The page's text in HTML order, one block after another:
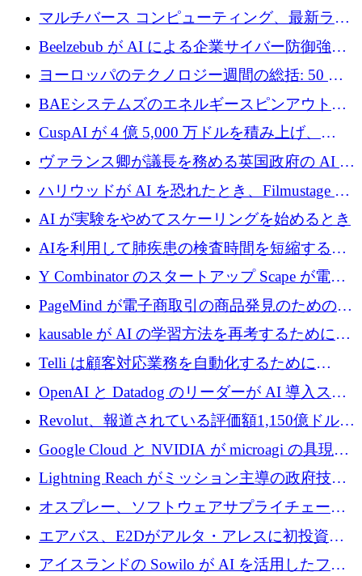
ン コンピューティングに対する DFINITY の
ビジョン
マルチバース コンピューティング、最新ラウ
ンドで最大 5 億 7,000 万ドルを目標
Beelzebub が AI による企業サイバー防御強化
のために 300 万ユーロを調達
ヨーロッパのテクノロジー週間の総括: 50 以
上の取引に 10 億ユーロ以上を投資
BAEシステムズのエネルギースピンアウト原
子力タービンが1500万ポンドの資金調達でス
テルスから浮上
CuspAI が 4 億 5,000 万ドルを積み上げ、
Resist.UA が 5,000 万ユーロの基金を立ち上
げ、DSIT が廃止される
ヴァランス卿が議長を務める英国政府の AI タ
スクフォースが発足
ハリウッドが AI を恐れたとき、Filmustage は
代わりにプリプロダクションに賭けました
AI が実験をやめてスケーリングを始めるとき
AIを利用して肺疾患の検査時間を短縮する英
国のヘルステック挑戦者が1900万ドルを獲得
Y Combinator のスタートアップ Scape が電子
メールを再考するために 320 万ドルを調達し
てステルスから浮上
PageMind が電子商取引の商品発見のための
AI を拡張するために 120 万ユーロを調達
kausable が AI の学習方法を再考するために
1,200 万ユーロを調達
Telli は顧客対応業務を自動化するために
1,500 万ドルのシードを確保
OpenAI と Datadog のリーダーが AI 導入スタ
ートアップ Arrakis を支援
Revolut、報道されている評価額1,150億ドルで
の新たな二次株式売却を確認
Google Cloud と NVIDIA が microagi の具現化
された AI の野望を推進
Lightning Reach がミッション主導の政府技術
グループとしてポートフォリオを拡大し ETG
に買収
オスプレー、ソフトウェアサプライチェーン
攻撃を阻止するために265万ドルを確保
エアバス、E2Dがアルタ・アレスに初投資、
欧州防衛技術ファンドに5億ユーロを拠出
アイスランドの Sowilo が AI を活用したファ